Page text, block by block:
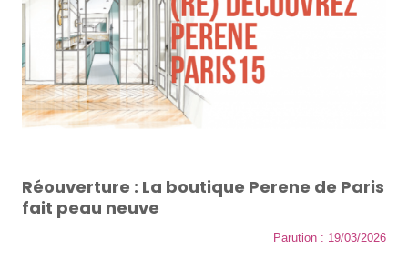
Réouverture : La boutique Perene de Paris
fait peau neuve
Parution : 19/03/2026